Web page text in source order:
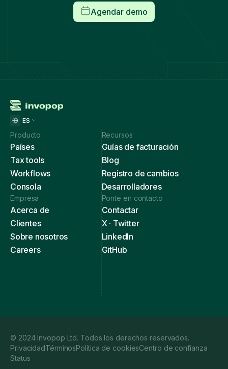
Agendar demo
ES
Producto
Países
Tax tools
Workflows
Consola
Recursos
Guías de facturación
Blog
Registro de cambios
Desarrolladores
Empresa
Acerca de
Clientes
Sobre nosotros
Careers
Ponte en contacto
Contactar
X · Twitter
LinkedIn
GitHub
© 2024 Invopop Ltd. Todos los derechos reservados.
PrivacidadTérminosPolítica de cookiesCentro de confianza
Status